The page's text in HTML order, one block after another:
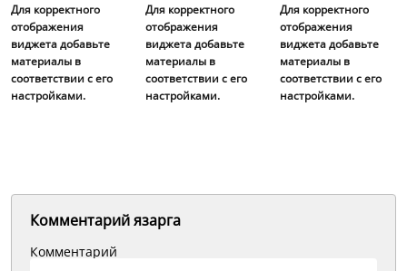
Для корректного
отображения
виджета добавьте
материалы в
соответствии с его
настройками.
Для корректного
отображения
виджета добавьте
материалы в
соответствии с его
настройками.
Для корректного
отображения
виджета добавьте
материалы в
соответствии с его
настройками.
Комментарий язарга
Комментарий